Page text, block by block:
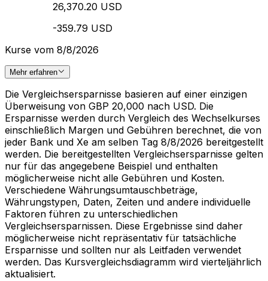
26,370.20 USD
-359.79 USD
Kurse vom 8/8/2026
Mehr erfahren
Die Vergleichsersparnisse basieren auf einer einzigen
Überweisung von GBP 20,000 nach USD. Die
Ersparnisse werden durch Vergleich des Wechselkurses
einschließlich Margen und Gebühren berechnet, die von
jeder Bank und Xe am selben Tag 8/8/2026 bereitgestellt
werden. Die bereitgestellten Vergleichsersparnisse gelten
nur für das angegebene Beispiel und enthalten
möglicherweise nicht alle Gebühren und Kosten.
Verschiedene Währungsumtauschbeträge,
Währungstypen, Daten, Zeiten und andere individuelle
Faktoren führen zu unterschiedlichen
Vergleichsersparnissen. Diese Ergebnisse sind daher
möglicherweise nicht repräsentativ für tatsächliche
Ersparnisse und sollten nur als Leitfaden verwendet
werden. Das Kursvergleichsdiagramm wird vierteljährlich
aktualisiert.